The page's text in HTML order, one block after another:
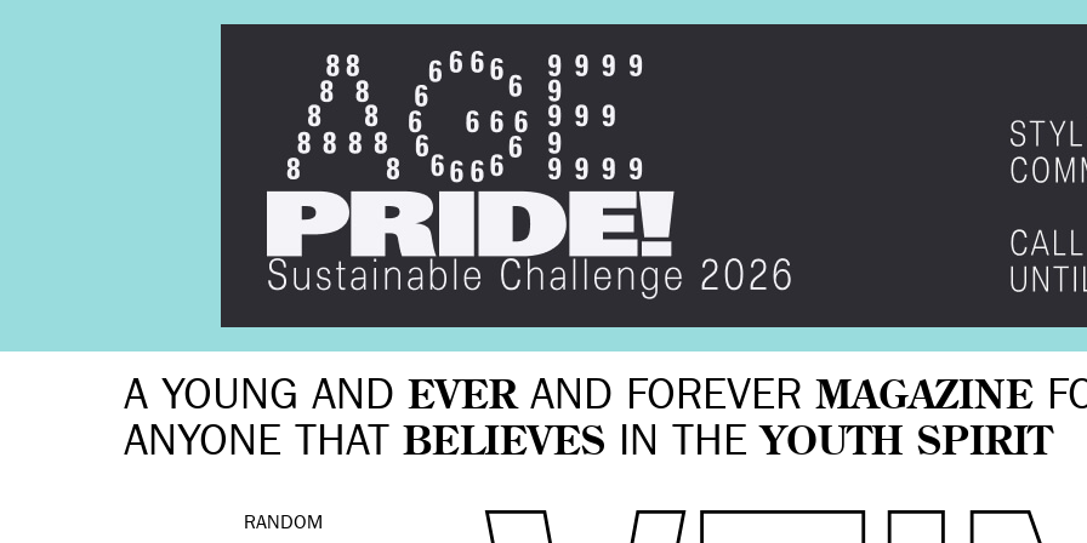
A YOUNG AND EVERAND FOREVER MAGAZINE
ANYONE THAT BELIEVES IN THE YOUTH SPIRIT
RANDOM